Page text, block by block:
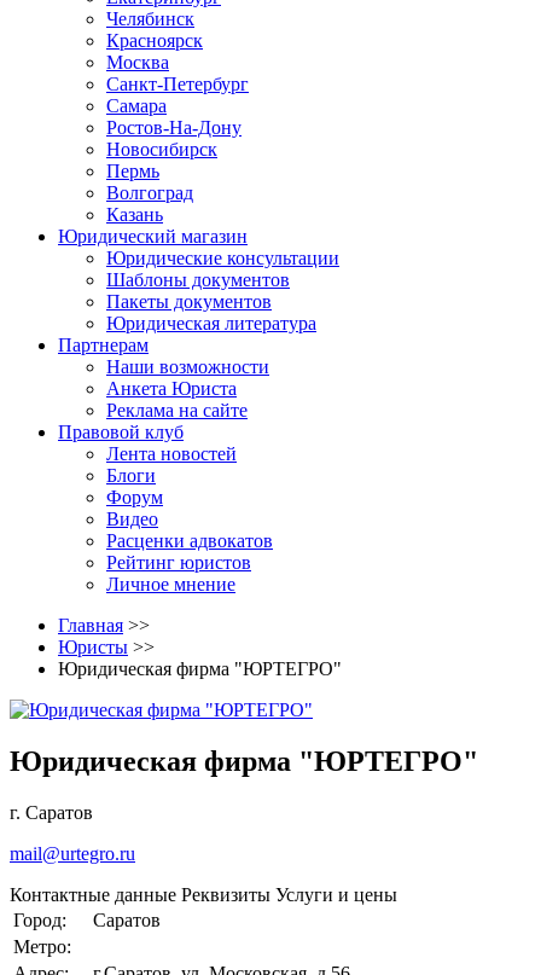
Челябинск
Красноярск
Москва
Санкт-Петербург
Самара
Ростов-На-Дону
Новосибирск
Пермь
Волгоград
Казань
Юридический магазин
Юридические консультации
Шаблоны документов
Пакеты документов
Юридическая литература
Партнерам
Наши возможности
Анкета Юриста
Реклама на сайте
Правовой клуб
Лента новостей
Блоги
Форум
Видео
Расценки адвокатов
Рейтинг юристов
Личное мнение
Главная >>
Юристы >>
Юридическая фирма "ЮРТЕГРО"
Юридическая фирма "ЮРТЕГРО"
г. Саратов
mail@urtegro.ru
Контактные данные Реквизиты Услуги и цены
Город:
Саратов
Метро: